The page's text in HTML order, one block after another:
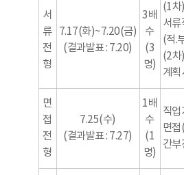
서
류
전
형
7.17(화)~7.20(금)
(결과발표 : 7.20)
3배
수
(3
명)
(1차
서류
(적.
(2차
계
면
접
전
형
7.25(수)
(결과발표 : 7.27)
1배
수
(1
명)
직업
면접
간